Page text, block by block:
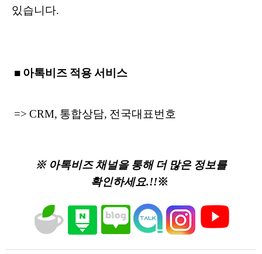
있습니다.
■ 아톡비즈 적용 서비스
=> CRM, 통합상담, 전국대표번호
※ 아톡비즈 채널을 통해 더 많은 정보를
확인하세요.!!※